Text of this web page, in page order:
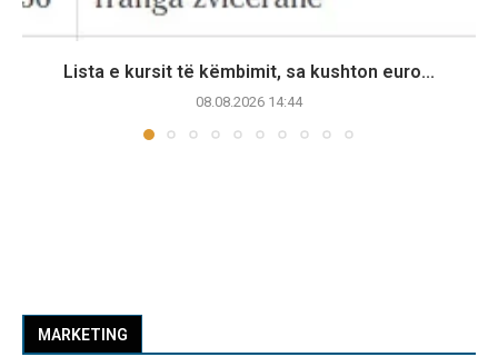
Lista e kursit të këmbimit, sa kushton euro...
08.08.2026 14:44
MARKETING